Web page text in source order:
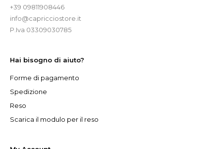
+39 09811908446
info@capricciostore.it
P.Iva 03309030785
Hai bisogno di aiuto?
Forme di pagamento
Spedizione
Reso
Scarica il modulo per il reso